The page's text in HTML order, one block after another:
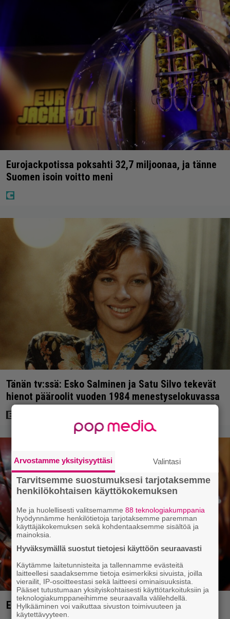
Eurojackpotissa poksahti 32,7 miljoonaa, ja tänne
Suomen isoin voitto meni
Tänän tv:ssä: Esko Salminen ja Satu Silvo tekevät
hienot pääroolit vuoden 1984 menestyselokuvassa
Eurojackpotista 80 000 euroa Suomeen – tänne
Arvostamme yksityisyyttäsi Valintasi
Tarvitsemme suostumuksesi tarjotaksemme
henkilökohtaisen käyttökokemuksen
Me ja huolellisesti valitsemamme88 teknologiakumppania
hyödynnämme henkilötietoja tarjotaksemme paremman
käyttäjäkokemuksen sekä kohdentaaksemme sisältöä ja
mainoksia.
Hyväksymällä suostut tietojesi käyttöön seuraavasti
Käytämme laitetunnisteita ja tallennamme evästeitä
laitteellesi saadaksemme tietoja esimerkiksi sivuista, joilla
vierailit, IP-osoitteestasi sekä laitteesi ominaisuuksista.
Pääset tutustumaan yksityiskohtaisesti käyttötarkoituksiin ja
teknologiakumppaneihimme seuraavalla välilehdellä.
Hylkääminen voi vaikuttaa sivuston toimivuuteen ja
käytettävyyteen.